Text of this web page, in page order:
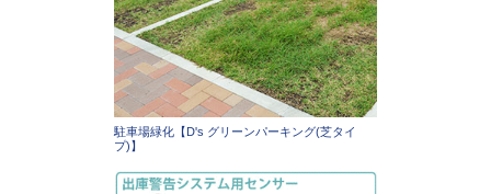
駐車場緑化【D's グリーンパーキング(芝タイ
プ)】